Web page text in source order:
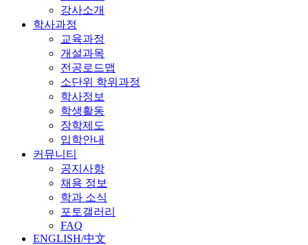
강사소개
학사과정
교육과정
개설과목
전공로드맵
소단위 학위과정
학사정보
학생활동
장학제도
입학안내
커뮤니티
공지사항
채용 정보
학과 소식
포토갤러리
FAQ
ENGLISH/中文